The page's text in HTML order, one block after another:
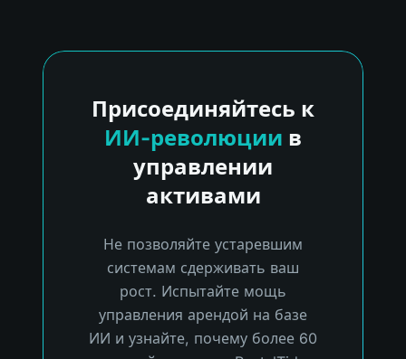
Присоединяйтесь к
ИИ-революции в
управлении
активами
Не позволяйте устаревшим
системам сдерживать ваш
рост. Испытайте мощь
управления арендой на базе
ИИ и узнайте, почему более 60